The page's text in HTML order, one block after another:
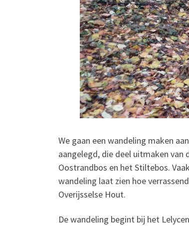
We gaan een wandeling maken
aangelegd, die deel uitmaken
Oostrandbos en het Stiltebos.
wandeling laat zien hoe
Overijsselse Hout.
De wandeling begint bij het